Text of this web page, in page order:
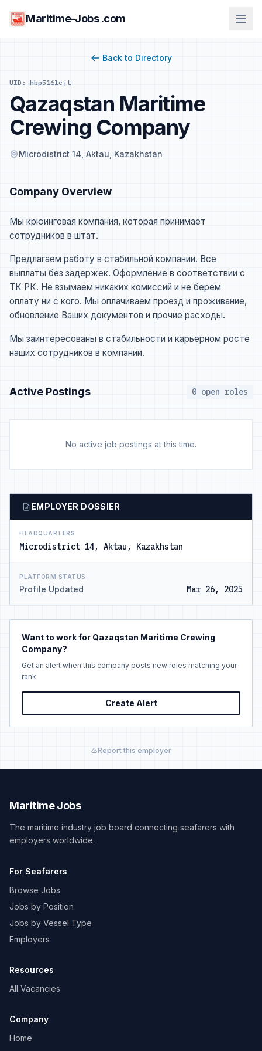
Maritime-Jobs .com
Back to Directory
UID: hbp516lejt
Qazaqstan Maritime
Crewing Company
Microdistrict 14, Aktau, Kazakhstan
Company Overview
Мы крюинговая компания, которая принимает
сотрудников в штат.
Предлагаем работу в стабильной компании. Все
выплаты без задержек. Оформление в соответствии с
ТК РК. Не взымаем никаких комиссий и не берем
оплату ни с кого. Мы оплачиваем проезд и проживание,
обновление Ваших документов и прочие расходы.
Мы заинтересованы в стабильности и карьерном росте
наших сотрудников в компании.
Active Postings 0 open roles
No active job postings at this time.
EMPLOYER DOSSIER
HEADQUARTERS
Microdistrict 14, Aktau, Kazakhstan
PLATFORM STATUS
Profile Updated Mar 26, 2025
Want to work for Qazaqstan Maritime Crewing
Company?
Get an alert when this company posts new roles matching your
rank.
Create Alert
Report this employer
Maritime Jobs
The maritime industry job board connecting seafarers with
employers worldwide.
For Seafarers
Browse Jobs
Jobs by Position
Jobs by Vessel Type
Employers
Resources
All Vacancies
Company
Home